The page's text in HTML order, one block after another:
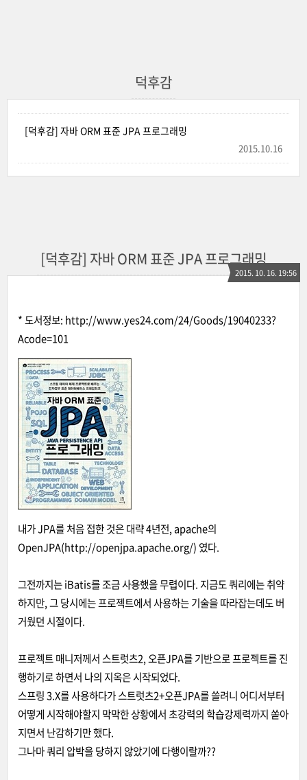
덕후감
[덕후감] 자바 ORM 표준 JPA 프로그래밍
2015.10.16
[덕후감] 자바 ORM 표준 JPA 프로그래밍
2015. 10. 16. 19:56
* 도서정보: http://www.yes24.com/24/Goods/19040233?
Acode=101
내가 JPA를 처음 접한 것은 대략 4년전, apache의
OpenJPA(http://openjpa.apache.org/) 였다.
그전까지는 iBatis를 조금 사용했을 무렵이다. 지금도 쿼리에는 취약
하지만, 그 당시에는 프로젝트에서 사용하는 기술을 따라잡는데도 버
거웠던 시절이다.
프로젝트 매니저께서 스트럿츠2, 오픈JPA를 기반으로 프로젝트를 진
행하기로 하면서 나의 지옥은 시작되었다.
스프링 3.X를 사용하다가 스트럿츠2+오픈JPA를 쓸려니 어디서부터
어떻게 시작해야할지 막막한 상황에서 초강력의 학습강제력까지 쏟아
지면서 난감하기만 했다.
그나마 쿼리 압박을 당하지 않았기에 다행이랄까??